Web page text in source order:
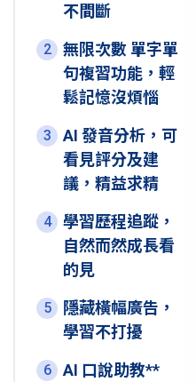
不間斷
2
無限次數 單字單
句複習功能，輕
鬆記憶沒煩惱
3
AI 發音分析，可
看見評分及建
議，精益求精
4
學習歷程追蹤，
自然而然成長看
的見
5
隱藏橫幅廣告，
學習不打擾
6 AI 口說助教**